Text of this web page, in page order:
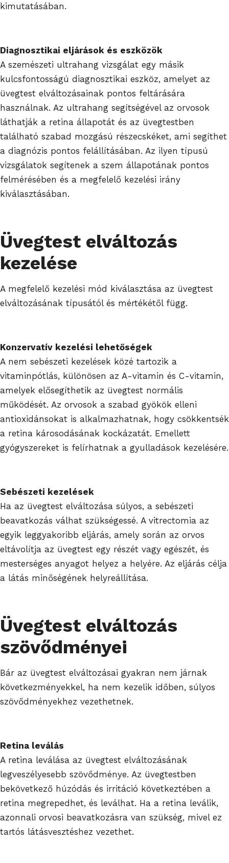
kimutatásában.
Diagnosztikai eljárások és eszközök
A szemészeti ultrahang vizsgálat egy másik
kulcsfontosságú diagnosztikai eszköz, amelyet az
üvegtest elváltozásainak pontos feltárására
használnak. Az ultrahang segítségével az orvosok
láthatják a retina állapotát és az üvegtestben
található szabad mozgású részecskéket, ami segíthet
a diagnózis pontos felállításában. Az ilyen típusú
vizsgálatok segítenek a szem állapotának pontos
felmérésében és a megfelelő kezelési irány
kiválasztásában.
Üvegtest elváltozás
kezelése
A megfelelő kezelési mód kiválasztása az üvegtest
elváltozásának típusától és mértékétől függ.
Konzervatív kezelési lehetőségek
A nem sebészeti kezelések közé tartozik a
vitaminpótlás, különösen az A-vitamin és C-vitamin,
amelyek elősegíthetik az üvegtest normális
működését. Az orvosok a szabad gyökök elleni
antioxidánsokat is alkalmazhatnak, hogy csökkentsék
a retina károsodásának kockázatát. Emellett
gyógyszereket is felírhatnak a gyulladások kezelésére.
Sebészeti kezelések
Ha az üvegtest elváltozása súlyos, a sebészeti
beavatkozás válhat szükségessé. A vitrectomia az
egyik leggyakoribb eljárás, amely során az orvos
eltávolítja az üvegtest egy részét vagy egészét, és
mesterséges anyagot helyez a helyére. Az eljárás célja
a látás minőségének helyreállítása.
Üvegtest elváltozás
szövődményei
Bár az üvegtest elváltozásai gyakran nem járnak
következményekkel, ha nem kezelik időben, súlyos
szövődményekhez vezethetnek.
Retina leválás
A retina leválása az üvegtest elváltozásának
legveszélyesebb szövődménye. Az üvegtestben
bekövetkező húzódás és irritáció következtében a
retina megrepedhet, és leválhat. Ha a retina leválik,
azonnali orvosi beavatkozásra van szükség, mivel ez
tartós látásvesztéshez vezethet.